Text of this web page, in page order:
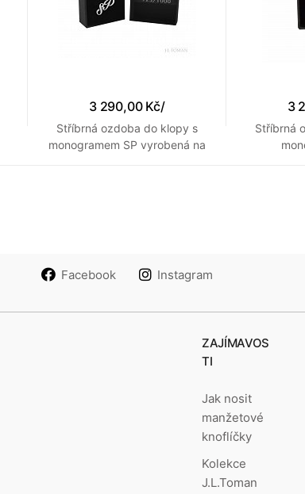
3 290,00 Kč/
Stříbrná ozdoba do klopy s
monogramem SP vyrobená na
3
Stříbrná
Facebook Instagram
ZAJÍMAVOS
TI
Jak nosit
manžetové
knoflíčky
Kolekce
J.L.Toman